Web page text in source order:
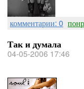
комментарии: 0
Так и думала
04-05-2006 17:46